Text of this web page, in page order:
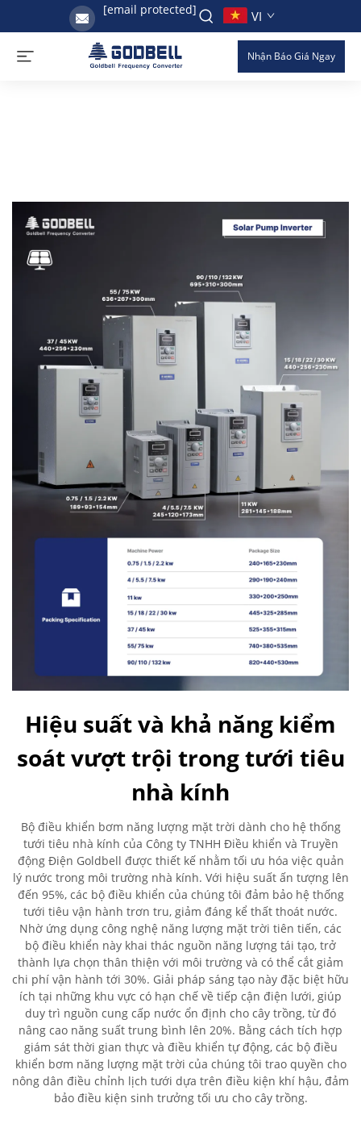
[email protected] VI
Nhận Báo Giá Ngay
Hiệu suất và khả năng kiểm
soát vượt trội trong tưới tiêu
nhà kính
Bộ điều khiển bơm năng lượng mặt trời dành cho hệ thống
tưới tiêu nhà kính của Công ty TNHH Điều khiển và Truyền
động Điện Goldbell được thiết kế nhằm tối ưu hóa việc quản
lý nước trong môi trường nhà kính. Với hiệu suất ấn tượng lên
đến 95%, các bộ điều khiển của chúng tôi đảm bảo hệ thống
tưới tiêu vận hành trơn tru, giảm đáng kể thất thoát nước.
Nhờ ứng dụng công nghệ năng lượng mặt trời tiên tiến, các
bộ điều khiển này khai thác nguồn năng lượng tái tạo, trở
thành lựa chọn thân thiện với môi trường và có thể cắt giảm
chi phí vận hành tới 30%. Giải pháp sáng tạo này đặc biệt hữu
ích tại những khu vực có hạn chế về tiếp cận điện lưới, giúp
duy trì nguồn cung cấp nước ổn định cho cây trồng, từ đó
nâng cao năng suất trung bình lên 20%. Bằng cách tích hợp
giám sát thời gian thực và điều khiển tự động, các bộ điều
khiển bơm năng lượng mặt trời của chúng tôi trao quyền cho
nông dân điều chỉnh lịch tưới dựa trên điều kiện khí hậu, đảm
bảo điều kiện sinh trưởng tối ưu cho cây trồng.